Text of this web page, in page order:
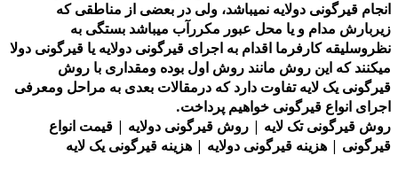
انجام قیرگونی دولایه نمیباشد، ولی در بعضی از مناطقی که
زیربارش مدام و یا محل عبور مکررآب میباشد بستگی به
نظروسلیقه کارفرما اقدام به اجرای قیرگونی دولایه یا قیرگونی دولا
میکنند که این روش مانند روش اول بوده ومقداری با روش
قیرگونی یک لایه تفاوت دارد که درمقالات بعدی به مراحل ومعرفی
اجرای انواع قیرگونی خواهیم پرداخت.
روش قیرگونی تک لایه | روش قیرگونی دولایه | قیمت انواع
قیرگونی | هزینه قیرگونی دولایه | هزینه قیرگونی یک لایه